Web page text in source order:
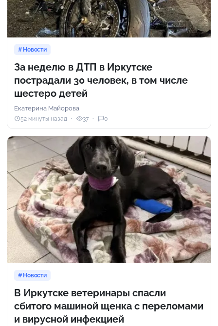
Новости
За неделю в ДТП в Иркутске
пострадали 30 человек, в том числе
шестеро детей
Екатерина Майорова
52 минуты назад 37 0
Новости
В Иркутске ветеринары спасли
сбитого машиной щенка с переломами
и вирусной инфекцией